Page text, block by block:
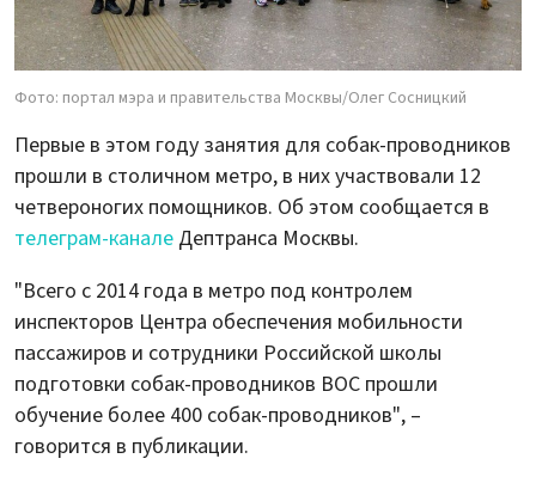
Фото: портал мэра и правительства Москвы/Олег Сосницкий
Первые в этом году занятия для собак-проводников
прошли в столичном метро, в них участвовали 12
четвероногих помощников. Об этом сообщается в
телеграм-канале Дептранса Москвы.
"Всего с 2014 года в метро под контролем
инспекторов Центра обеспечения мобильности
пассажиров и сотрудники Российской школы
подготовки собак-проводников ВОС прошли
обучение более 400 собак-проводников", –
говорится в публикации.